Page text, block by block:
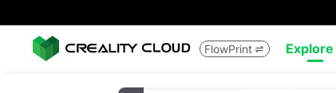
FlowPrint  Explore